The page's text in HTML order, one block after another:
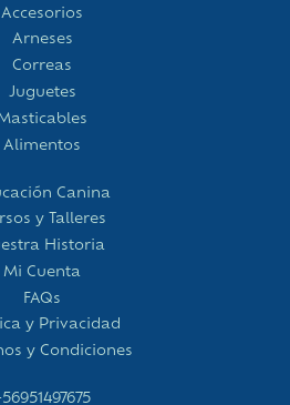
Accesorios
Arneses
Correas
Juguetes
Alimentos
Canina
y Talleres
Historia
Mi Cuenta
FAQs
y Privacidad
y Condiciones